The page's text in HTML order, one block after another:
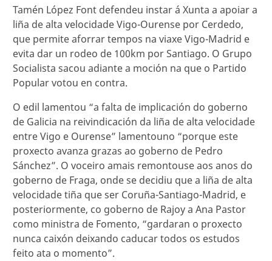
Tamén López Font defendeu instar á Xunta a apoiar a
liña de alta velocidade Vigo-Ourense por Cerdedo,
que permite aforrar tempos na viaxe Vigo-Madrid e
evita dar un rodeo de 100km por Santiago. O Grupo
Socialista sacou adiante a moción na que o Partido
Popular votou en contra.
O edil lamentou “a falta de implicación do goberno
de Galicia na reivindicación da liña de alta velocidade
entre Vigo e Ourense” lamentouno “porque este
proxecto avanza grazas ao goberno de Pedro
Sánchez”. O voceiro amais remontouse aos anos do
goberno de Fraga, onde se decidiu que a liña de alta
velocidade tiña que ser Coruña-Santiago-Madrid, e
posteriormente, co goberno de Rajoy a Ana Pastor
como ministra de Fomento, “gardaran o proxecto
nunca caixón deixando caducar todos os estudos
feito ata o momento”.